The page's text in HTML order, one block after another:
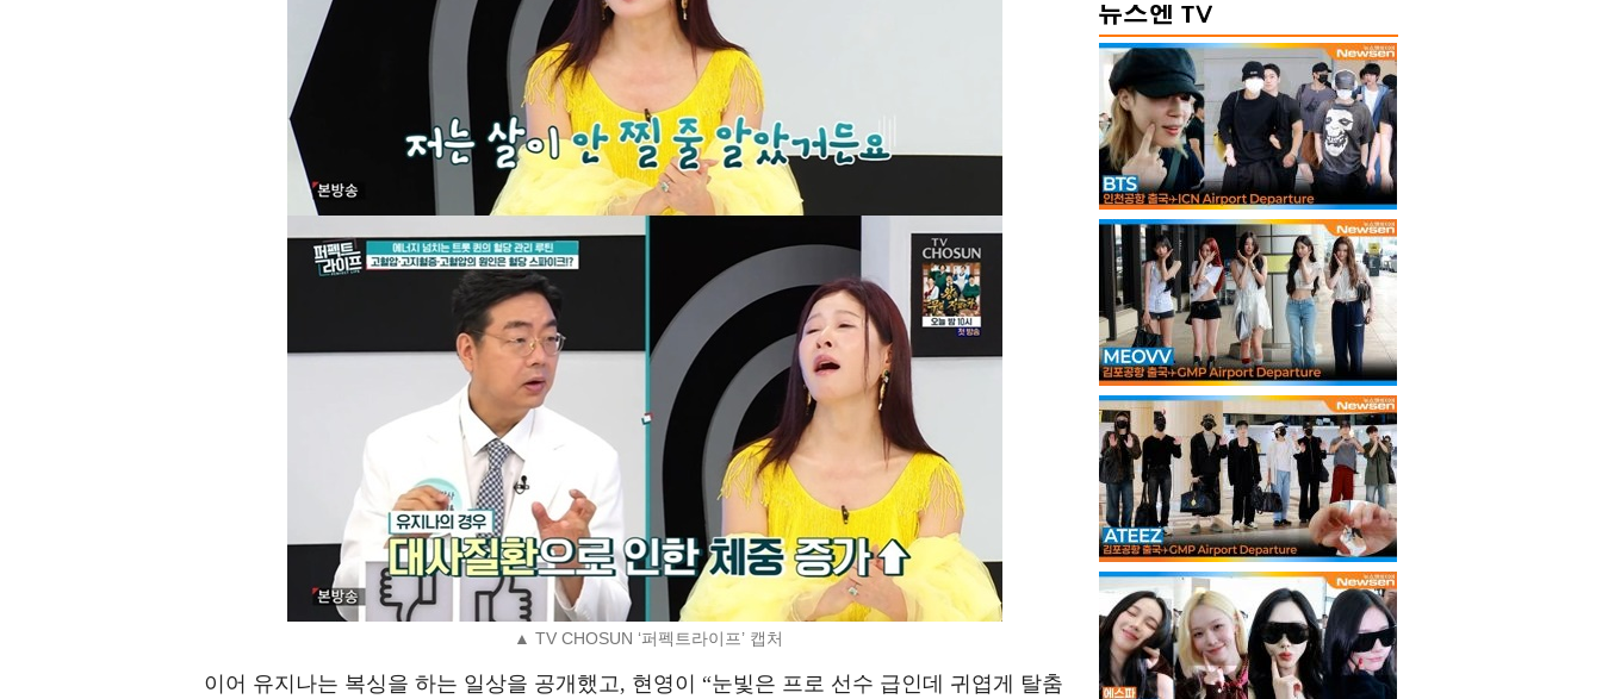
▲ TV CHOSUN ‘퍼펙트라이프’ 캡처
이어 유지나는 복싱을 하는 일상을 공개했고, 현영이 “눈빛은 프로 선수 급인데 귀엽게 탈춤